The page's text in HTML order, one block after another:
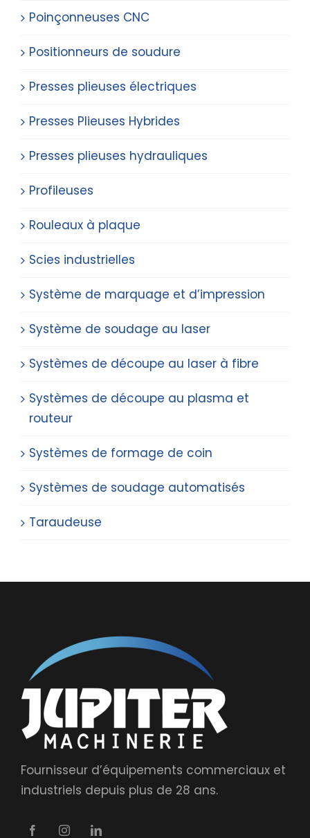
Poinçonneuses CNC
Positionneurs de soudure
Presses plieuses électriques
Presses Plieuses Hybrides
Presses plieuses hydrauliques
Profileuses
Rouleaux à plaque
Scies industrielles
Système de marquage et d’impression
Système de soudage au laser
Systèmes de découpe au laser à fibre
Systèmes de découpe au plasma et
routeur
Systèmes de formage de coin
Systèmes de soudage automatisés
Taraudeuse
Fournisseur d’équipements commerciaux et
industriels depuis plus de 28 ans.